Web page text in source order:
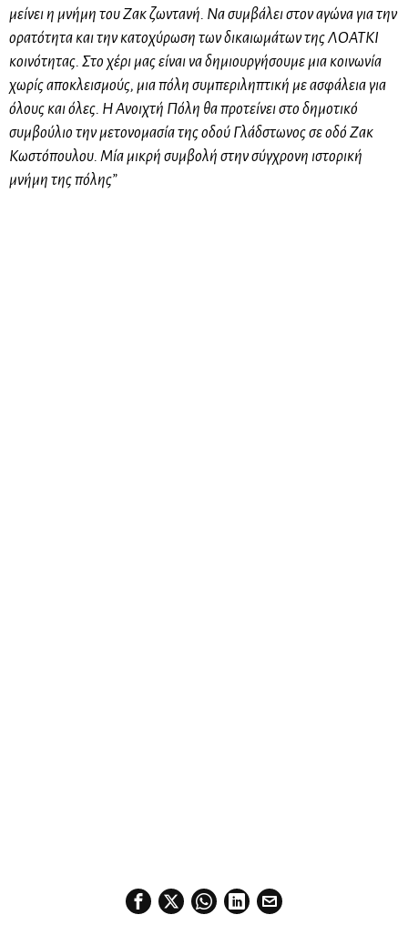
μείνει η μνήμη του Ζακ ζωντανή. Να συμβάλει στον αγώνα για την
ορατότητα και την κατοχύρωση των δικαιωμάτων της ΛΟΑΤΚΙ
κοινότητας. Στο χέρι μας είναι να δημιουργήσουμε μια κοινωνία
χωρίς αποκλεισμούς, μια πόλη συμπεριληπτική με ασφάλεια για
όλους και όλες. Η Ανοιχτή Πόλη θα προτείνει στο δημοτικό
συμβούλιο την μετονομασία της οδού Γλάδστωνος σε οδό Ζακ
Κωστόπουλου. Μία μικρή συμβολή στην σύγχρονη ιστορική
μνήμη της πόλης”